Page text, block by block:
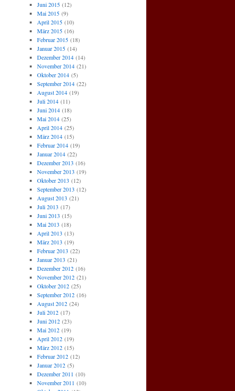
Juni 2015(12)
Mai 2015(9)
April 2015(10)
März 2015(16)
Februar 2015(18)
Januar 2015(14)
Dezember 2014(14)
November 2014(21)
Oktober 2014(5)
September 2014(22)
August 2014(19)
Juli 2014(11)
Juni 2014(18)
Mai 2014(25)
April 2014(25)
März 2014(15)
Februar 2014(19)
Januar 2014(22)
Dezember 2013 (16)
November 2013 (19)
Oktober 2013 (12)
September 2013 (12)
August 2013 (21)
Juli 2013 (17)
Juni 2013 (15)
Mai 2013 (18)
April 2013 (13)
März 2013 (19)
Februar 2013 (22)
Januar 2013 (21)
Dezember 2012(16)
November 2012(21)
Oktober 2012(25)
September 2012(16)
August 2012(24)
Juli 2012(17)
Juni 2012(23)
Mai 2012(19)
April 2012(19)
März 2012(15)
Februar 2012(12)
Januar 2012(5)
Dezember 2011 (10)
November 2011 (10)